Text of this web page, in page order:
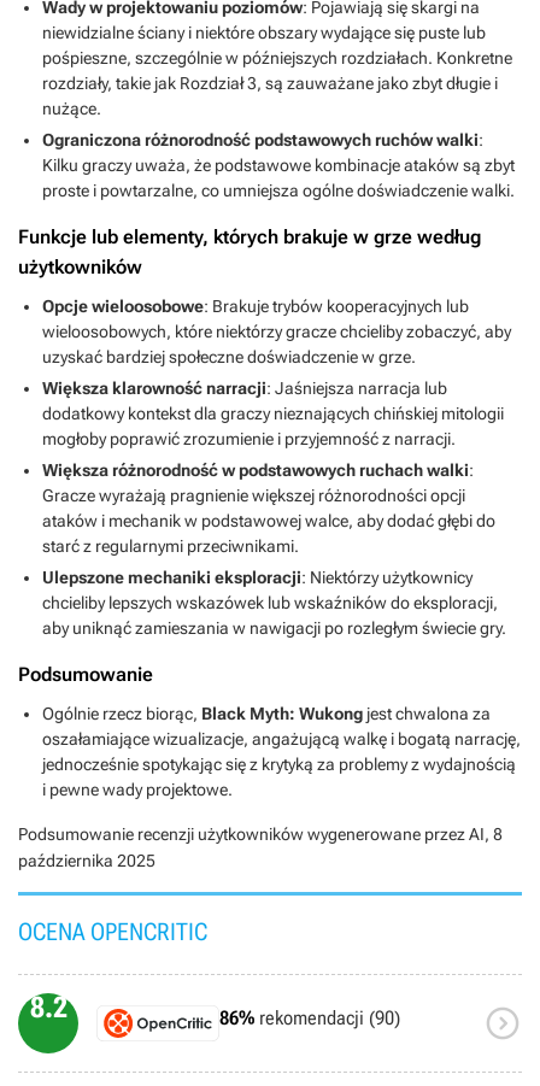
Wady w projektowaniu poziomów: Pojawiają się skargi na
niewidzialne ściany i niektóre obszary wydające się puste lub
pośpieszne, szczególnie w późniejszych rozdziałach. Konkretne
rozdziały, takie jak Rozdział 3, są zauważane jako zbyt długie i
nużące.
Ograniczona różnorodność podstawowych ruchów walki:
Kilku graczy uważa, że podstawowe kombinacje ataków są zbyt
proste i powtarzalne, co umniejsza ogólne doświadczenie walki.
Funkcje lub elementy, których brakuje w grze według
użytkowników
Opcje wieloosobowe: Brakuje trybów kooperacyjnych lub
wieloosobowych, które niektórzy gracze chcieliby zobaczyć, aby
uzyskać bardziej społeczne doświadczenie w grze.
Większa klarowność narracji: Jaśniejsza narracja lub
dodatkowy kontekst dla graczy nieznających chińskiej mitologii
mogłoby poprawić zrozumienie i przyjemność z narracji.
Większa różnorodność w podstawowych ruchach walki:
Gracze wyrażają pragnienie większej różnorodności opcji
ataków i mechanik w podstawowej walce, aby dodać głębi do
starć z regularnymi przeciwnikami.
Ulepszone mechaniki eksploracji: Niektórzy użytkownicy
chcieliby lepszych wskazówek lub wskaźników do eksploracji,
aby uniknąć zamieszania w nawigacji po rozległym świecie gry.
Podsumowanie
Ogólnie rzecz biorąc, Black Myth: Wukong jest chwalona za
oszałamiające wizualizacje, angażującą walkę i bogatą narrację,
jednocześnie spotykając się z krytyką za problemy z wydajnością
i pewne wady projektowe.
Podsumowanie recenzji użytkowników wygenerowane przez AI, 8
października 2025
OCENA OPENCRITIC
8.2 86% rekomendacji (90) 